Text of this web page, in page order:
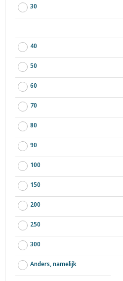
30
40
50
60
70
80
90
100
150
200
250
300
Anders, namelijk